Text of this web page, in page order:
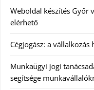
Weboldal készítés Győr
elérhető
Cégjogász: a
Munkaügyi jogi
segítsége